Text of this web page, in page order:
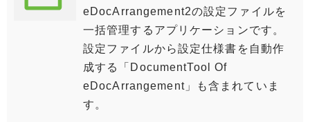
eDocArrangement2の設定ファイルを
一括管理するアプリケーションです。
設定ファイルから設定仕様書を自動作
成する「DocumentTool Of
eDocArrangement」も含まれていま
す。